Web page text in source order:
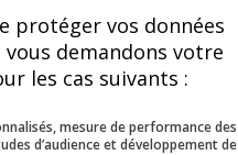
protéger vos données
demandons votre
les cas suivants :
mesure de performance des
d’audience et développement de